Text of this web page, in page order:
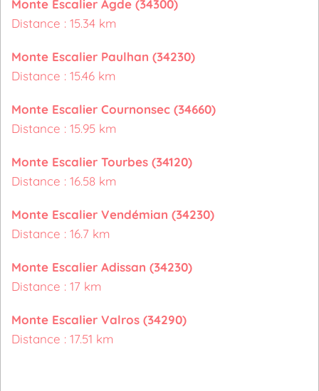
Monte Escalier Agde (34300)
Distance : 15.34 km
Monte Escalier Paulhan (34230)
Distance : 15.46 km
Monte Escalier Cournonsec (34660)
Distance : 15.95 km
Monte Escalier Tourbes (34120)
Distance : 16.58 km
Monte Escalier Vendémian (34230)
Distance : 16.7 km
Monte Escalier Adissan (34230)
Distance : 17 km
Monte Escalier Valros (34290)
Distance : 17.51 km